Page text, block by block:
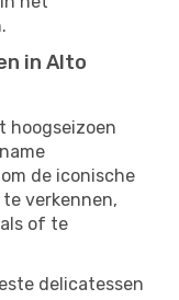
in Alto
hoogseizoen
de iconische
verkennen,
of te
delicatessen